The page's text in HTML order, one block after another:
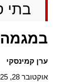
בתי
ערן קמינסקי
אוקטובר 28, 2025